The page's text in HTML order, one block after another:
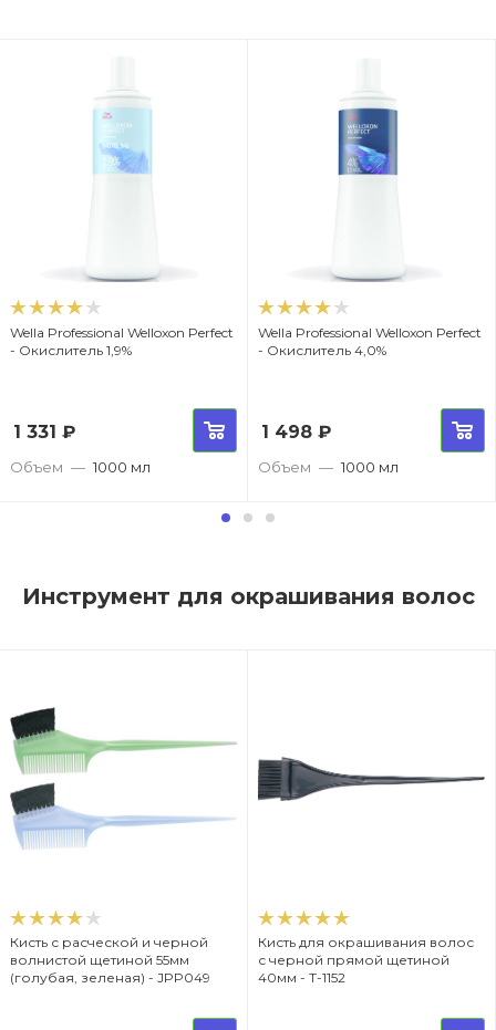
Wella Professional Welloxon Perfect
- Окислитель 1,9%
1 331 ₽
Объем — 1000 мл
Wella Professional Welloxon Perfect
- Окислитель 4,0%
1 498₽
Объем — 1000 мл
Инструмент для окрашивания волос
Кисть с расческой и черной
волнистой щетиной 55мм
(голубая, зеленая) - JPP049
Кисть для окрашивания волос
с черной прямой щетиной
40мм - T-1152